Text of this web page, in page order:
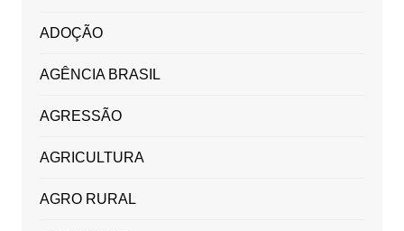
ADOÇÃO
AGÊNCIA BRASIL
AGRESSÃO
AGRICULTURA
AGRO RURAL